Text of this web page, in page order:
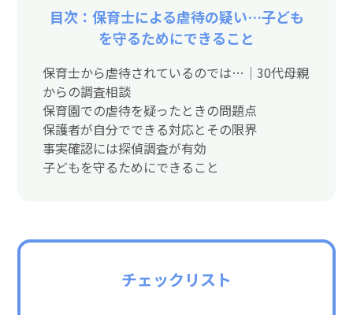
目次：保育士による虐待の疑い…子ども
を守るためにできること
保育士から虐待されているのでは…｜30代母親
からの調査相談
保育園での虐待を疑ったときの問題点
保護者が自分でできる対応とその限界
事実確認には探偵調査が有効
子どもを守るためにできること
チェックリスト